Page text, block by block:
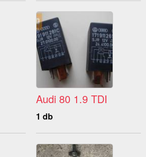
Audi 80 1.9 TDI
1 db